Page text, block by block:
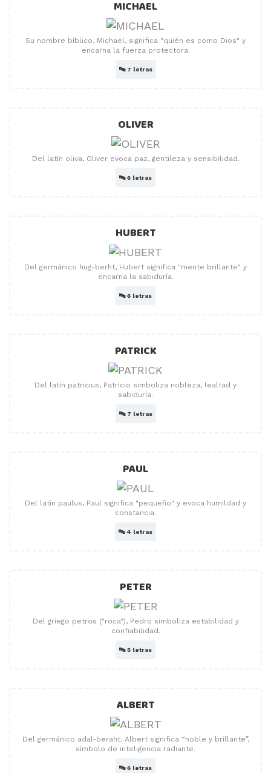
MICHAEL
Su nombre bíblico, Michael, significa "quién es como Dios" y
encarna la fuerza protectora.
🔤 7 letras
OLIVER
Del latín oliva, Oliver evoca paz, gentileza y sensibilidad.
🔤6 letras
HUBERT
Del germánico hug-berht, Hubert significa "mente brillante" y
encarna la sabiduría.
🔤6 letras
PATRICK
Del latín patricius, Patricio simboliza nobleza, lealtad y
sabiduría.
🔤 7 letras
PAUL
Del latín paulus, Paul significa "pequeño" y evoca humildad y
constancia.
🔤 4 letras
PETER
Del griego petros ("roca"), Pedro simboliza estabilidad y
confiabilidad.
🔤5 letras
ALBERT
Del germánico adal-beraht, Albert significa “noble y brillante”,
símbolo de inteligencia radiante.
🔤6 letras